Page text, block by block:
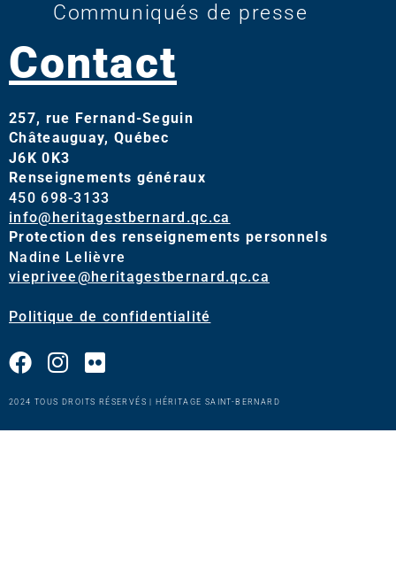
Communiqués de presse
Contact
257, rue Fernand-Seguin
Châteauguay, Québec
J6K 0K3
Renseignements généraux
450 698-3133
info@heritagestbernard.qc.ca
Protection des renseignements personnels
Nadine Lelièvre
vieprivee@heritagestbernard.qc.ca
Politique de confidentialité
2024 TOUS DROITS RÉSERVÉS | HÉRITAGE SAINT-BERNARD